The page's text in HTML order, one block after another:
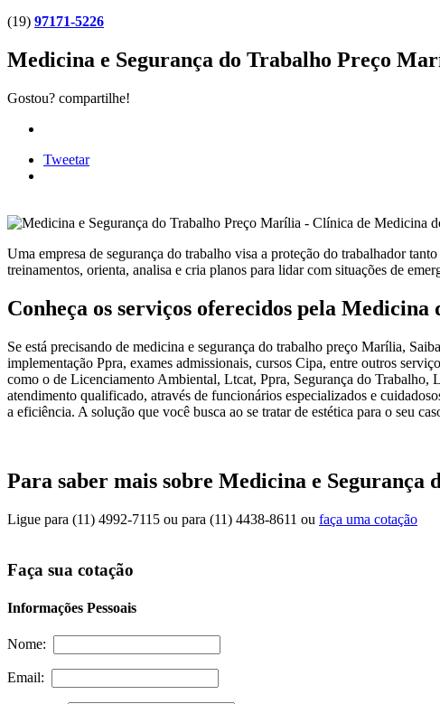
(19) 97171-5226
Medicina e Segurança do Trabalho Preço
Gostou? compartilhe!
Tweetar
Uma empresa de segurança do trabalho visa a proteção do trabalhador
treinamentos, orienta, analisa e cria planos para lidar com situações de
Conheça os serviços oferecidos pela
Se está precisando de medicina e segurança do trabalho preço Marília,
implementação Ppra, exames admissionais, cursos Cipa, entre outros
como o de Licenciamento Ambiental, Ltcat, Ppra, Segurança do
atendimento qualificado, através de funcionários especializados e
a eficiência. A solução que você busca ao se tratar de estética para o seu
Para saber mais sobre Medicina e
Ligue para (11) 4992-7115 ou para (11) 4438-8611 ou faça uma cotação
Faça sua cotação
Informações Pessoais
Nome:
Email: